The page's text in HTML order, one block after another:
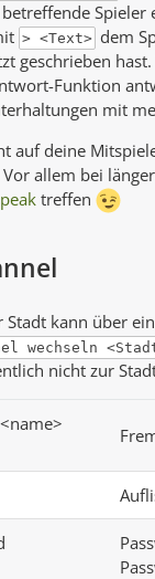
> <Text> dem
geschrieben
Funktion
mit
auf deine
allem bei
treffen
Stadt kann über
wechseln
nicht zur